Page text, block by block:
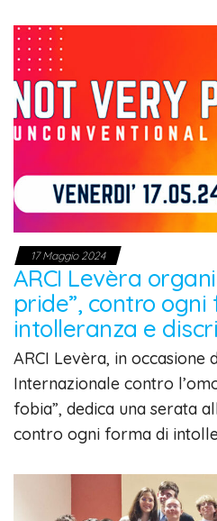
17 Maggio 2024
ARCI Levèra
pride”, contro
intolleranza e
ARCI Levèra, in occasione
Internazionale contro
fobia”, dedica una serata
contro ogni forma di